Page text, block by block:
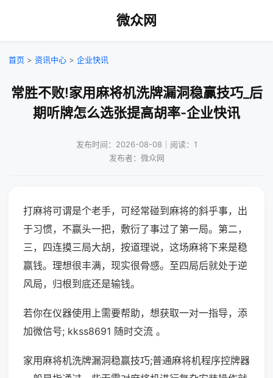
微众网
首页 > 资讯中心 > 企业快讯
常胜不败!家用麻将机洗牌漏洞稳赢技巧_后
期听牌怎么选张提高胡率-企业快讯
发布时间：2026-08-08｜阅读：1
发布者：微众网
打麻将可谓是个老手，可经常碰到麻将的斜乎事，出
于习惯，不赢头一把，敷衍了事过了第一局。第二，
三，四连摸三局大胡，按道理说，这场麻将下来是稳
赢钱。理想很丰满，现实很骨感。至四局后就处于逆
风局，归根到底还是输钱。
若你在仪器使用上需要帮助，想获取一对一指导，添
加微信号; kkss8691 随时交流 。
家用麻将机洗牌漏洞稳赢技巧;普通麻将机程序控牌器